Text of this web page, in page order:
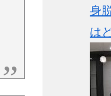
身
は